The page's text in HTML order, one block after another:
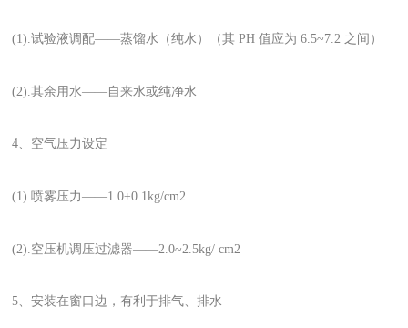
(1).试验液调配——蒸馏水（纯水）（其 PH 值应为 6.5~7.2 之间）
(2).其余用水——自来水或纯净水
4、空气压力设定
(1).喷雾压力——1.0±0.1kg/cm2
(2).空压机调压过滤器——2.0~2.5kg/ cm2
5、安装在窗口边，有利于排气、排水